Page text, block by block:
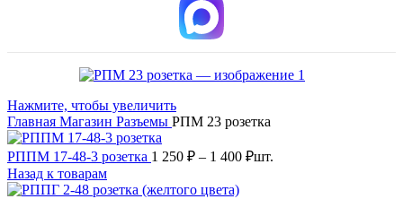
Нажмите, чтобы увеличить
Главная Магазин Разъемы РПМ 23 розетка
РППМ 17-48-3 розетка 1 250 ₽ – 1 400 ₽шт.
Назад к товарам